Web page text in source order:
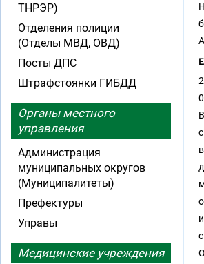
ТНРЭР)
Отделения полиции
(Отделы МВД, ОВД)
Посты ДПС
Штрафстоянки ГИБДД
Органы местного
управления
Администрация
муниципальных округов
(Муниципалитеты)
Префектуры
Управы
Медицинские учреждения